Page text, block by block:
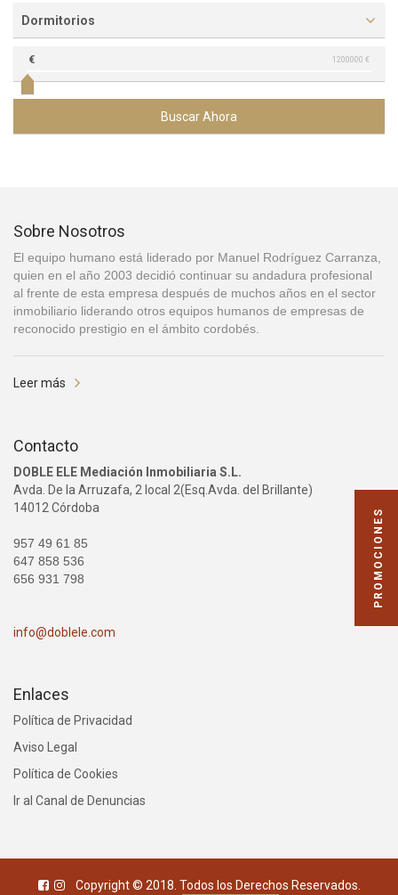
Dormitorios
1200000 €
€
Buscar Ahora
Sobre Nosotros
El equipo humano está liderado por Manuel Rodríguez Carranza,
quien en el año 2003 decidió continuar su andadura profesional
al frente de esta empresa después de muchos años en el sector
inmobiliario liderando otros equipos humanos de empresas de
reconocido prestigio en el ámbito cordobés.
Leer más
Contacto
DOBLE ELE Mediación Inmobiliaria S.L.
Avda. De la Arruzafa, 2 local 2(Esq.Avda. del Brillante)
14012 Córdoba
957 49 61 85
647 858 536
656 931 798
info@doblele.com
Enlaces
Política de Privacidad
Aviso Legal
Política de Cookies
Ir al Canal de Denuncias
Copyright © 2018. Todos los Derechos Reservados.
PROMOCIONES